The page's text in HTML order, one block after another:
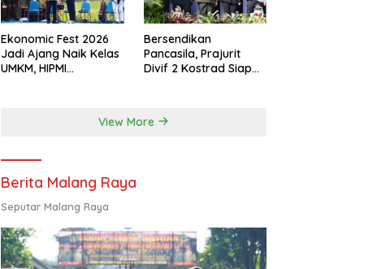
Ekonomic Fest 2026
Jadi Ajang Naik Kelas
UMKM, HIPMI
Bersendikan
Pancasila, Prajurit
Divif 2 Kostrad Siap
View More
Berita Malang Raya
Seputar Malang Raya